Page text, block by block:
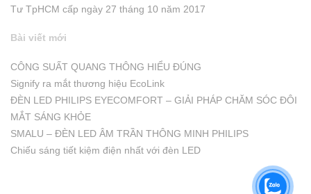
Tư TpHCM cấp ngày 27 tháng 10 năm 2017
Bài viết mới
CÔNG SUẤT QUANG THÔNG HIỂU ĐÚNG
Signify ra mắt thương hiệu EcoLink
ĐÈN LED PHILIPS EYECOMFORT – GIẢI PHÁP CHĂM SÓC ĐÔI
MẮT SÁNG KHỎE
SMALU – ĐÈN LED ÂM TRẦN THÔNG MINH PHILIPS
Chiếu sáng tiết kiệm điện nhất với đèn LED